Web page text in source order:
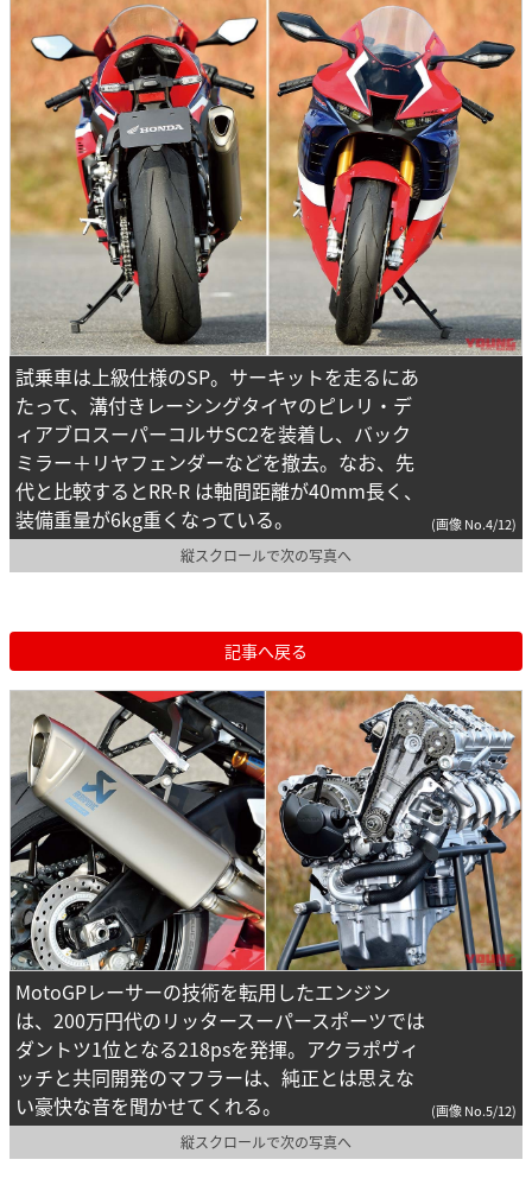
試乗車は上級仕様のSP。サーキットを走るにあ
たって、溝付きレーシングタイヤのピレリ・デ
ィアブロスーパーコルサSC2を装着し、バック
ミラー＋リヤフェンダーなどを撤去。なお、先
代と比較するとRR-R は軸間距離が40mm長く、
装備重量が6kg重くなっている。
(画像 No.4/12)
縦スクロールで次の写真へ
記事へ戻る
MotoGPレーサーの技術を転用したエンジン
は、200万円代のリッタースーパースポーツでは
ダントツ1位となる218psを発揮。アクラポヴィ
ッチと共同開発のマフラーは、純正とは思えな
い豪快な音を聞かせてくれる。
(画像 No.5/12)
縦スクロールで次の写真へ